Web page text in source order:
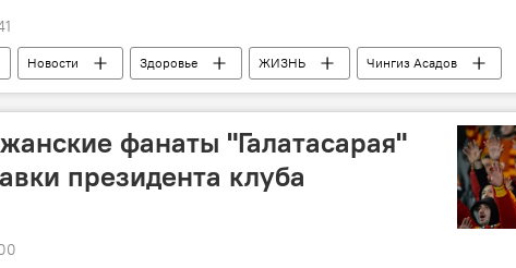
Новости Здоровье ЖИЗНЬ
Чингиз Асадов
Брак Гепатит
фанаты "Галатасарая"
президента клуба